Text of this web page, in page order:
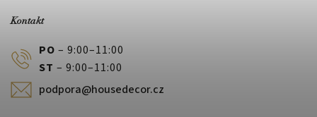
Kontakt
PO – 9:00–11:00
ST – 9:00–11:00
podpora@housedecor.cz